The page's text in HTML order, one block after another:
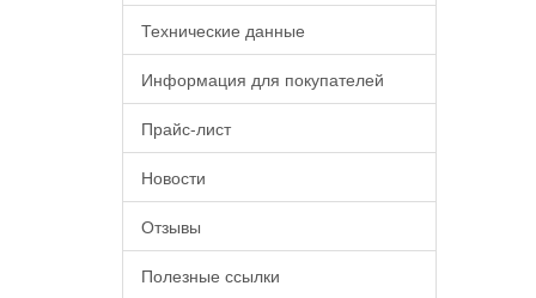
Технические данные
Информация для покупателей
Прайс-лист
Новости
Отзывы
Полезные ссылки